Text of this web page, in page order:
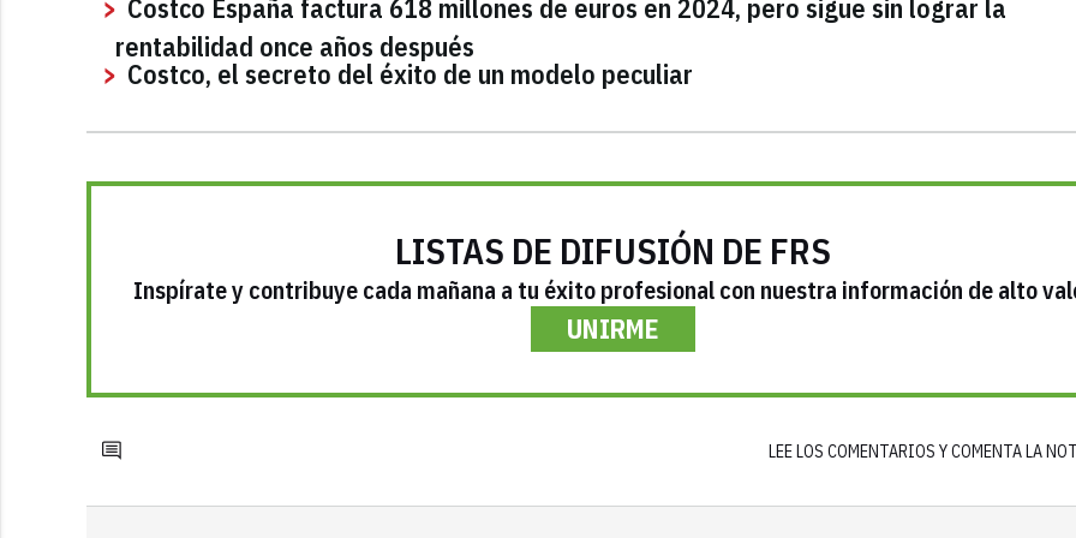
Costco España factura 618 millones de euros en 2024, pero sigue sin lograr la
rentabilidad once años después
Costco, el secreto del éxito de un modelo peculiar
LISTAS DE DIFUSIÓN DE FRS
Inspírate y contribuye cada mañana a tu éxito profesional con nuestra información de alto
UNIRME
LEE LOS COMENTARIOS Y COMENTA LA